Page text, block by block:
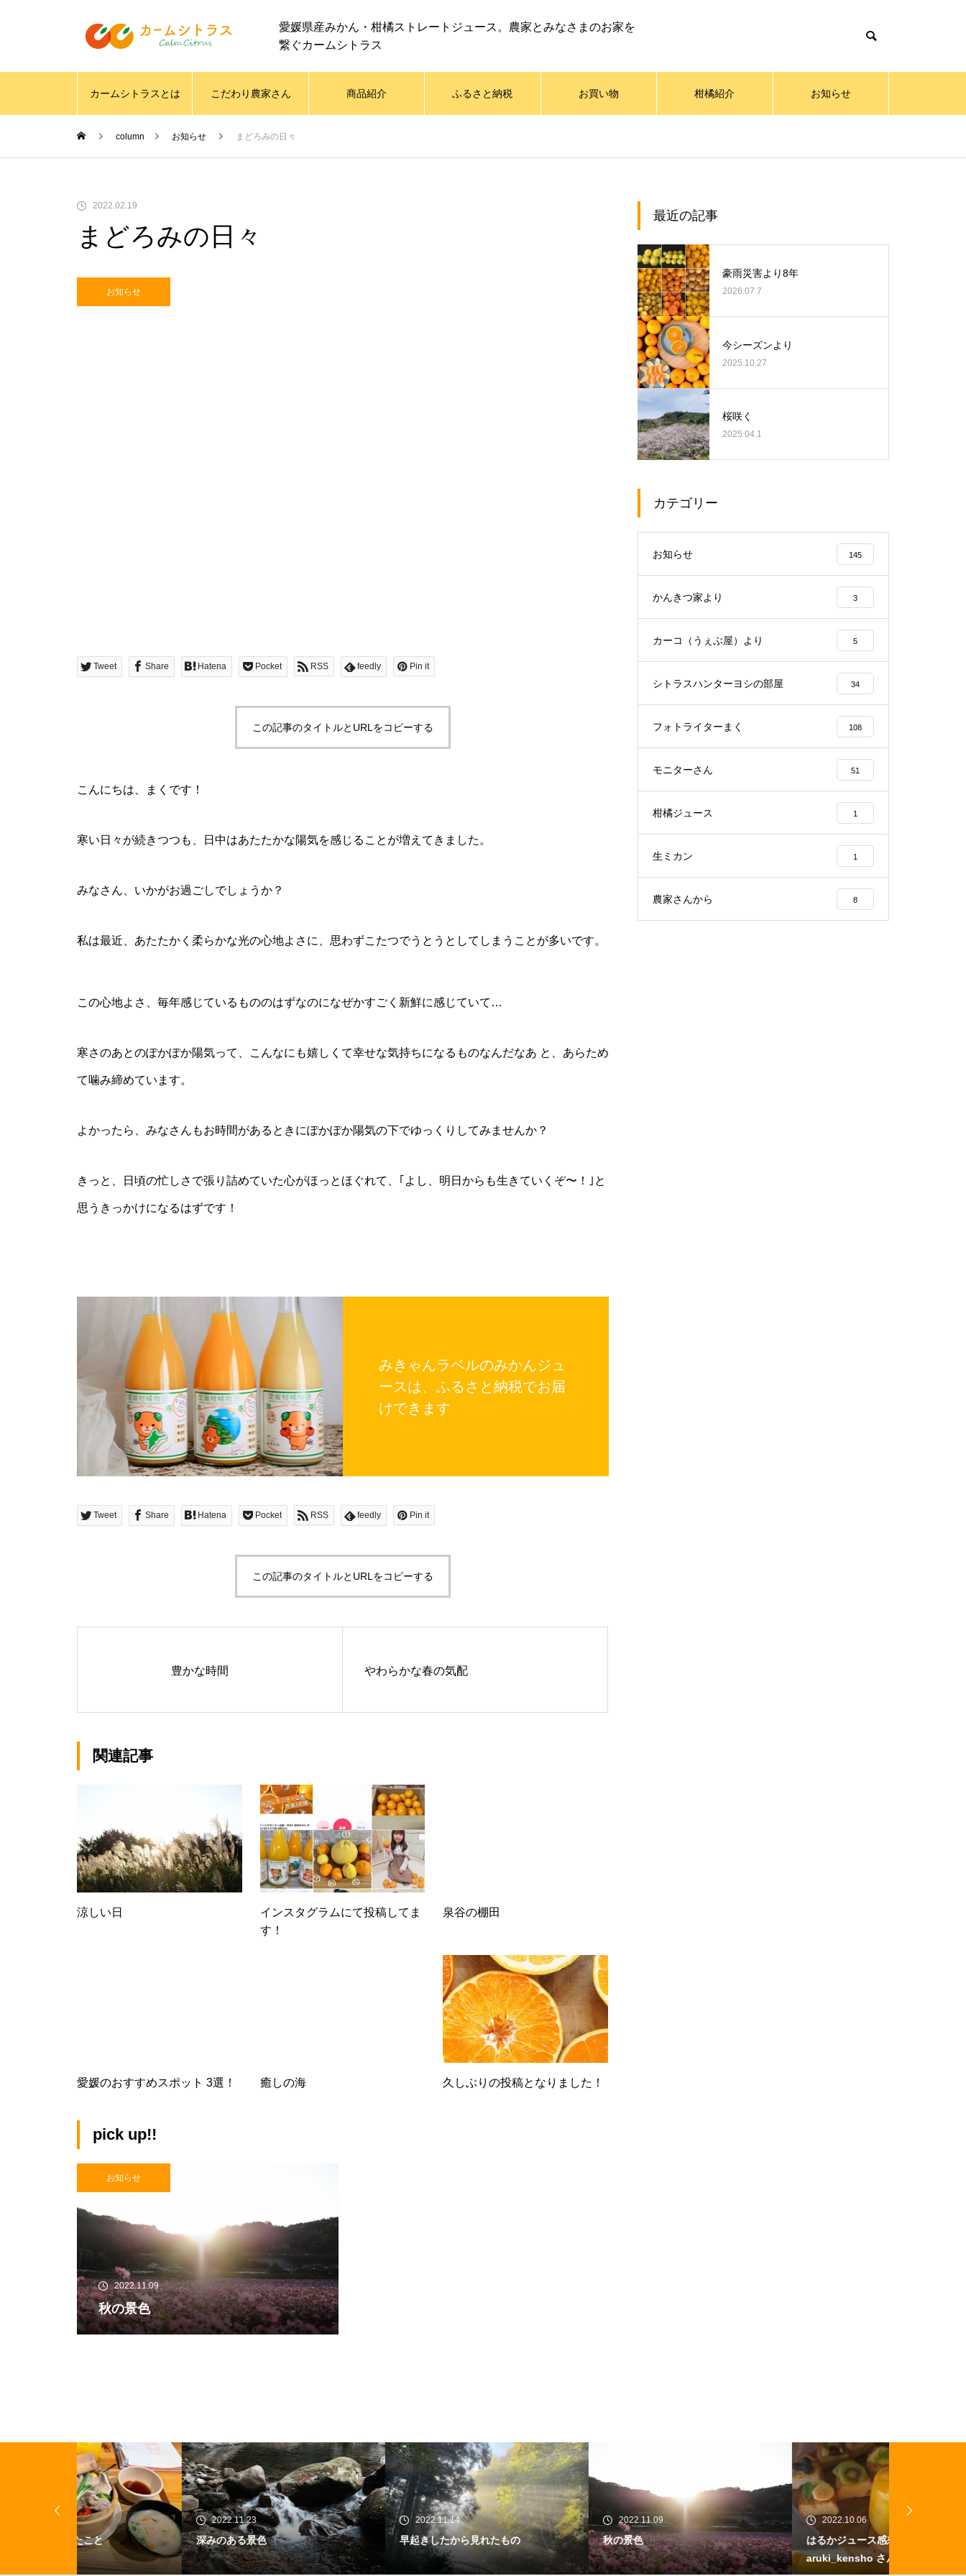
愛媛県産みかん・柑橘ストレートジュース。農家とみなさまのお家を
繋ぐカームシトラス
カームシトラスとは こだわり農家さん 商品紹介 ふるさと納税 お買い物 柑橘紹介 お知らせ
column お知らせ まどろみの日々
2022.02.19
まどろみの日々
お知らせ
Tweet Share Hatena Pocket RSS feedly Pin it
この記事のタイトルとURLをコピーする
こんにちは、まくです！
寒い日々が続きつつも、日中はあたたかな陽気を感じることが増えてきました。
みなさん、いかがお過ごしでしょうか？
私は最近、あたたかく柔らかな光の心地よさに、思わずこたつでうとうとしてしまうことが多いです。
この心地よさ、毎年感じているもののはずなのになぜかすごく新鮮に感じていて…
寒さのあとのぽかぽか陽気って、こんなにも嬉しくて幸せな気持ちになるものなんだなあ と、あらため
て噛み締めています。
よかったら、みなさんもお時間があるときにぽかぽか陽気の下でゆっくりしてみませんか？
きっと、日頃の忙しさで張り詰めていた心がほっとほぐれて、｢よし、明日からも生きていくぞ〜！｣と
思うきっかけになるはずです！
みきゃんラベルのみかんジュ
ースは、ふるさと納税でお届
けできます
Tweet Share Hatena Pocket RSS feedly Pin it
この記事のタイトルとURLをコピーする
豊かな時間 やわらかな春の気配
関連記事
涼しい日
インスタグラムにて投稿してま
す！
泉谷の棚田
愛媛のおすすめスポット 3選！ 癒しの海 久しぶりの投稿となりました！
pick up!!
お知らせ
2022.11.09
秋の景色
最近の記事
豪雨災害より8年
2026.07.7
今シーズンより
2025.10.27
桜咲く
2025.04.1
カテゴリー
お知らせ 145
かんきつ家より 3
カーコ（うぇぶ屋）より 5
シトラスハンターヨシの部屋 34
フォトライターまく 108
モニターさん 51
柑橘ジュース 1
生ミカン 1
農家さんから 8
2022.11.23
深みのある景色
2022.11.14
早起きしたから見れたもの
2022.11.09
秋の景色
2022.10.06
はるかジュース感想 @ringonotabe
aruki_kensho さん